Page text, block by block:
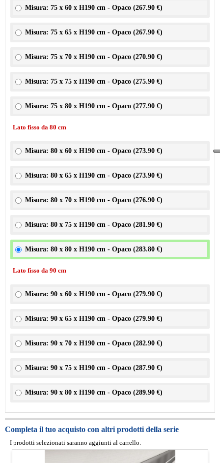
Misura: 75 x 60 x H190 cm - Opaco (267.90 €)
Misura: 75 x 65 x H190 cm - Opaco (267.90 €)
Misura: 75 x 70 x H190 cm - Opaco (270.90 €)
Misura: 75 x 75 x H190 cm - Opaco (275.90 €)
Misura: 75 x 80 x H190 cm - Opaco (277.90 €)
Lato fisso da 80 cm
Misura: 80 x 60 x H190 cm - Opaco (273.90 €)
Misura: 80 x 65 x H190 cm - Opaco (273.90 €)
Misura: 80 x 70 x H190 cm - Opaco (276.90 €)
Misura: 80 x 75 x H190 cm - Opaco (281.90 €)
Misura: 80 x 80 x H190 cm - Opaco (283.80 €)
Lato fisso da 90 cm
Misura: 90 x 60 x H190 cm - Opaco (279.90 €)
Misura: 90 x 65 x H190 cm - Opaco (279.90 €)
Misura: 90 x 70 x H190 cm - Opaco (282.90 €)
Misura: 90 x 75 x H190 cm - Opaco (287.90 €)
Misura: 90 x 80 x H190 cm - Opaco (289.90 €)
Completa il tuo acquisto con altri prodotti della serie
I prodotti selezionati saranno aggiunti al carrello.